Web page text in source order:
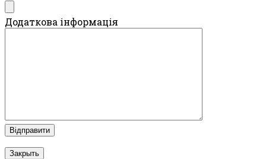
Додаткова інформація
Закрыть